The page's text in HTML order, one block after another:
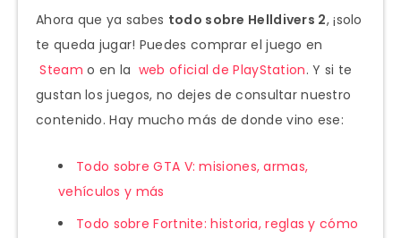
Ahora que ya sabes todo sobre Helldivers 2, ¡solo
te queda jugar! Puedes comprar el juego en
Steam o en la web oficial de PlayStation. Y si te
gustan los juegos, no dejes de consultar nuestro
contenido. Hay mucho más de donde vino ese:
Todo sobre GTA V: misiones, armas,
vehículos y más
Todo sobre Fortnite: historia, reglas y cómo